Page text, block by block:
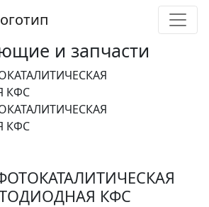
и запчасти
КФС